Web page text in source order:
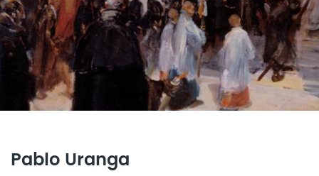
Pablo Uranga